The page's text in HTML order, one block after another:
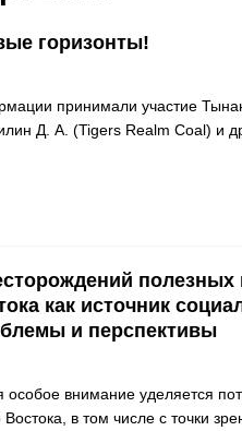
горизонты!
принимали участие
Д. А. (Tigers Realm Coal) и
как источник
и перспективы
внимание уделяется
Востока, в том числе с точки